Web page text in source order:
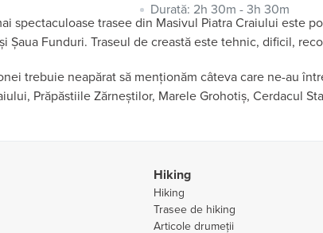
Durată: 2h 30m - 3h 30m
spectaculoase trasee din Masivul Piatra Craiului este
Șaua Funduri. Traseul de creastă este tehnic, dificil,
trebuie neapărat să menționăm câteva care ne-au
Prăpăstiile Zărneștilor, Marele Grohotiș, Cerdacul
Hiking
Hiking
Trasee de hiking
Articole drumeții